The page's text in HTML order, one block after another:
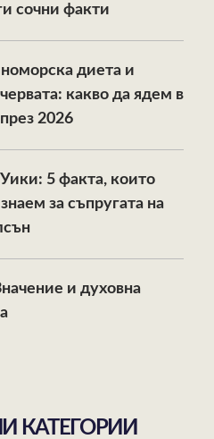
сочни факти
диета и
какво да ядем в
2026
5 факта, които
за съпругата на
и духовна
КАТЕГОРИИ